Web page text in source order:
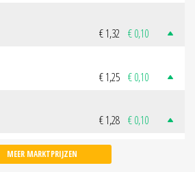
€ 1,32 € 0,10
€ 1,25 € 0,10
€ 1,28 € 0,10
MEER MARKTPRIJZEN